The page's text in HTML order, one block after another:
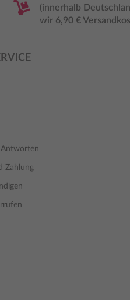
(innerhalb
wir 6,90 €
Antworten
Zahlung